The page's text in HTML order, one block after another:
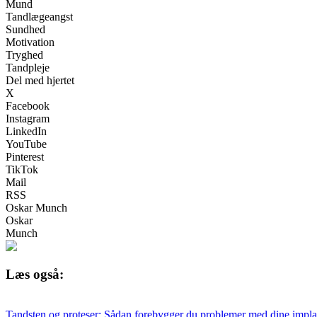
Mund
Tandlægeangst
Sundhed
Motivation
Tryghed
Tandpleje
Del med hjertet
X
Facebook
Instagram
LinkedIn
YouTube
Pinterest
TikTok
Mail
RSS
Oskar Munch
Oskar
Munch
Læs også: